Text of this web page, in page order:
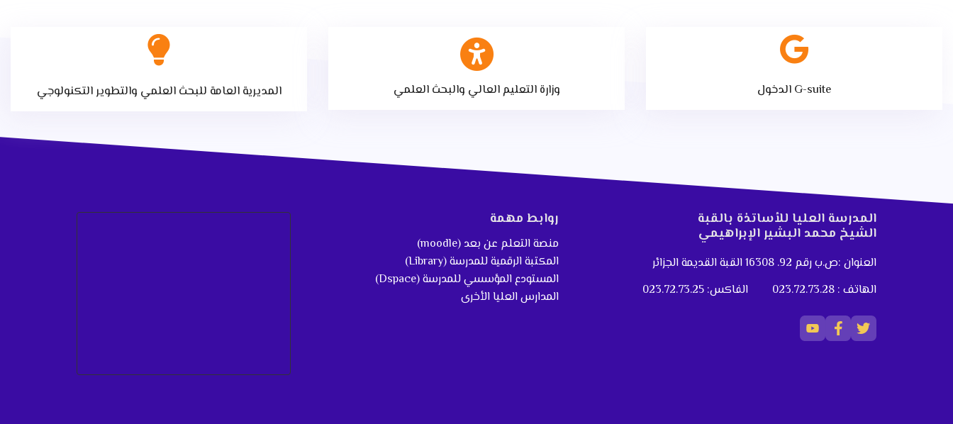
المديرية العامة للبحث العلمي والتطوير التكنولوجي وزارة التعليم العالي والبحث العلمي الدخول G-suite
المدرسة العليا للأساتذة بالقبة
الشيخ محمد البشير الإبراهيمي
العنوان :ص.ب رقم 92. 16308 القبة القديمة الجزائر
الهاتف : 023.72.73.28
الفاكس: 023.72.73.25
روابط مهمة
منصة التعلم عن بعد (moodle)
المكتبة الرقمية للمدرسة (Library)
المستودع المؤسسي للمدرسة (Dspace)
المدارس العليا الأخرى